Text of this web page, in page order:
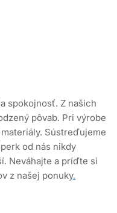
spokojnosť. Z našich
pôvab. Pri výrobe
Sústreďujeme
od nás nikdy
Neváhajte a príďte si
z našej ponuky.